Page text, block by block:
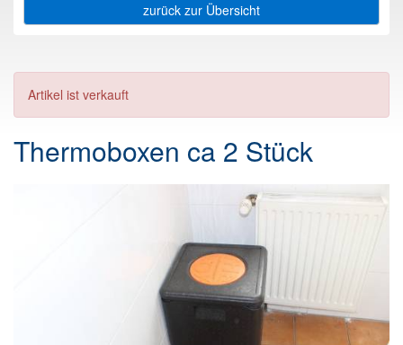
zurück zur Übersicht
Artikel ist verkauft
Thermoboxen ca 2 Stück